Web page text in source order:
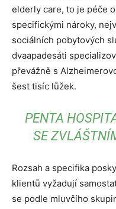
elderly care, to je péče
specifickými nároky,
sociálních pobytových
dvaapadesáti
převážně s
šest tisíc lůžek.
PENTA
SE
Rozsah a specifika
klientů vyžadují
se podle mluvčího